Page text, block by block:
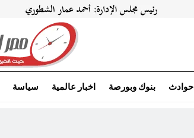
حوادث بنوك وبورصة اخبار عالمية سياسة